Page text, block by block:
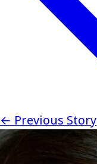
← Previous Story